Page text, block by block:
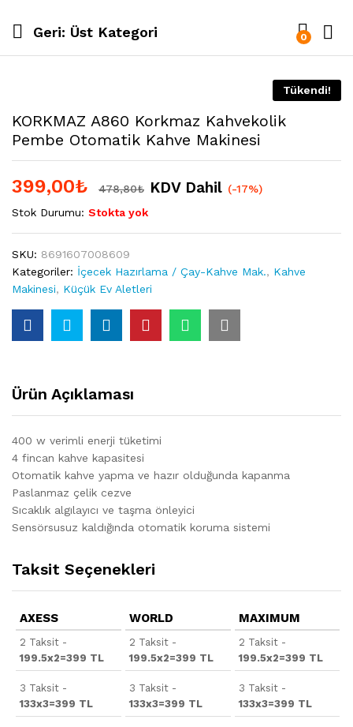
Geri: Üst Kategori 0
Tükendi!
KORKMAZ A860 Korkmaz Kahvekolik
Pembe Otomatik Kahve Makinesi
399,00₺ 478,80₺ KDV Dahil (-17%)
Stok Durumu: Stokta yok
SKU: 8691607008609
Kategoriler: İçecek Hazırlama / Çay-Kahve Mak., Kahve
Makinesi, Küçük Ev Aletleri
Ürün Açıklaması
400 w verimli enerji tüketimi
4 fincan kahve kapasitesi
Otomatik kahve yapma ve hazır olduğunda kapanma
Paslanmaz çelik cezve
Sıcaklık algılayıcı ve taşma önleyici
Sensörsusuz kaldığında otomatik koruma sistemi
Taksit Seçenekleri
AXESS
2 Taksit -
199.5x2=399 TL
3 Taksit -
133x3=399 TL
WORLD
2 Taksit -
199.5x2=399 TL
3 Taksit -
133x3=399 TL
MAXIMUM
2 Taksit -
199.5x2=399 TL
3 Taksit -
133x3=399 TL